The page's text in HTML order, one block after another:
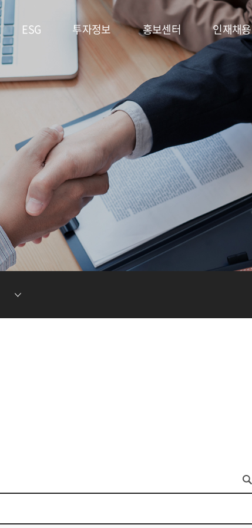
ESG
ESG
환경(E)
사회(S)
지배구조
(G)
ESG 평가
및 인증
현황
ESG DATA
투자정보
주가정보
공시정보
IR자료실
홍보센터
공지사항
문의사항
홍보영상/자료실
인재채용
채용절차
채용정보